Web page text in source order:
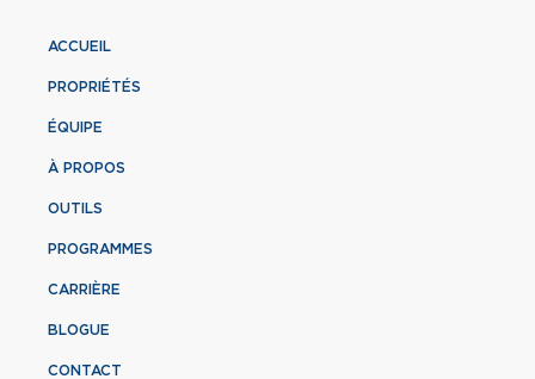
ACCUEIL
PROPRIÉTÉS
ÉQUIPE
À PROPOS
OUTILS
PROGRAMMES
CARRIÈRE
BLOGUE
CONTACT